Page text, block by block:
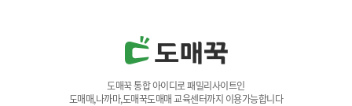
도매꾹 통합 아이디로 패밀리사이트인
도매매,나까마,도매꾹도매매 교육센터까지 이용가능합니다